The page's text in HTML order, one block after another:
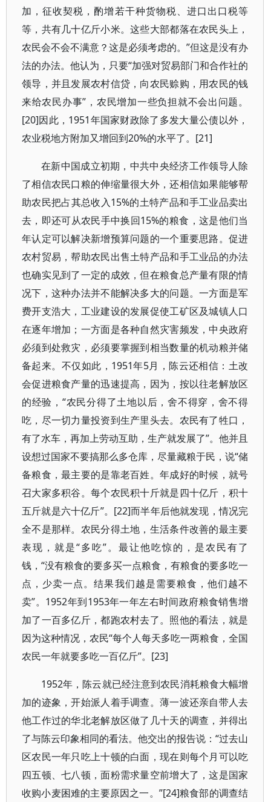
加，征收契税，酌增若干种货物税、进口出口税等
等，共有几十亿斤小米。这些大部都落在农民头上，
农民会不会不满意？这是必须考虑的。”但这是没有办
法的办法。他认为，只要“加强对贸易部门和合作社的
领导，并且发展农村信贷，向农民赊购，用农民的钱
来给农民办事”，农民增加一些负担就不会出问题。
[20]因此， 1951年国家财政除了多发大量公债以外，
农业税地方附加又增回到20%的水平了。 [21]
在新中国成立初期，中共中央经济工作领导人除
了相信农民口粮的伸缩量很大外，还相信如果能够帮
助农民把占其总收入15%的土特产品和手工业品卖出
去，即还可从农民手中换回15%的粮食，这是他们当
年认定可以解决新增预算问题的一个重要思路。促进
农村贸易，帮助农民出售土特产品和手工业品的办法
也确实见到了一定的成效，但在粮食总产量有限的情
况下，这种办法并不能解决多大的问题。一方面是军
费开支浩大，工业建设的发展促使工矿区及城镇人口
在逐年增加；一方面是各种自然灾害频发，中央政府
必须到处救灾，必须要掌握到相当数量的机动粮并储
备起来。不仅如此， 1951年5月，陈云还相信：土改
会促进粮食产量的迅速提高，因为，按以往老解放区
的经验，“农民分得了土地以后，舍不得穿，舍不得
吃，尽一切力量投资到生产里头去。农民有了牲口，
有了水车，再加上劳动互助，生产就发展了”。他并且
设想过国家不要搞那么多仓库，尽量藏粮于民，说“储
备粮食，最主要的是靠老百姓。年成好的时候，就号
召大家多积谷。每个农民积十斤就是四十亿斤，积十
五斤就是六十亿斤”。 [22]而半年后他就发现，情况完
全不是那样。农民分得土地，生活条件改善的最主要
表现，就是“多吃”。最让他吃惊的，是农民有了
钱，“没有粮食的要多买一点粮食，有粮食的要多吃一
点，少卖一点。结果我们越是需要粮食，他们越不
卖”。 1952年到1953年一年左右时间政府粮食销售增
加了一百多亿斤，都跑农村去了。照他的看法，就是
因为这种情况，农民“每个人每天多吃一两粮食，全国
农民一年就要多吃一百亿斤”。 [23]
1952年，陈云就已经注意到农民消耗粮食大幅增
加的迹象，开始派人着手调查。薄一波还亲自带人去
他工作过的华北老解放区做了几十天的调查，并得出
了与陈云印象相同的看法。他交出的报告说：“过去山
区农民一年只吃上十顿的白面，现在则每个月可以吃
四五顿、七八顿，面粉需求量空前增大了，这是国家
收购小麦困难的主要原因之一。”[24]粮食部的调查结